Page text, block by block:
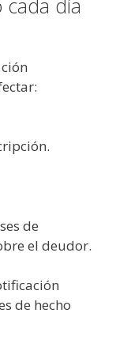
de
el deudor.
de hecho